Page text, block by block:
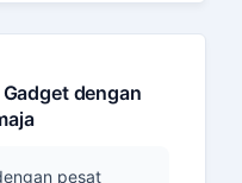
dengan
pesat